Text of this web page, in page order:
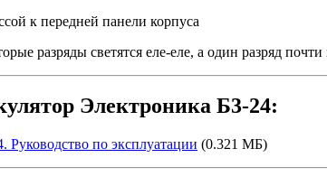
к передней панели корпуса
разряды светятся еле-еле, а один разряд
Электроника Б3-24:
Руководство по эксплуатации (0.321 МБ)